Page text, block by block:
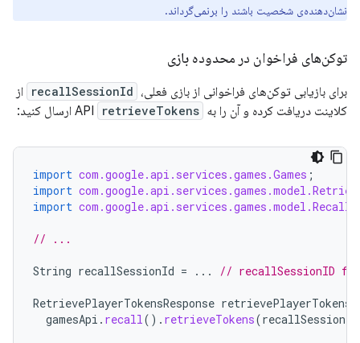
نشان‌دهنده‌ی شخصیت باشند را برنمی‌گرداند.
توکن‌های فراخوان در محدوده بازی
برای بازیابی توکن‌های فراخوانی از بازی فعلی، recallSessionId
از
کلاینت دریافت کرده و آن را به API retrieveTokens ارسال کنید:
import com.google.api.services.games.Games ;
import
import
// ...
String recallSessionId = ... // recallSessionID
RetrievePlayerTokensResponse
gamesApi . recall(). retrieveTokens(recallSessionId